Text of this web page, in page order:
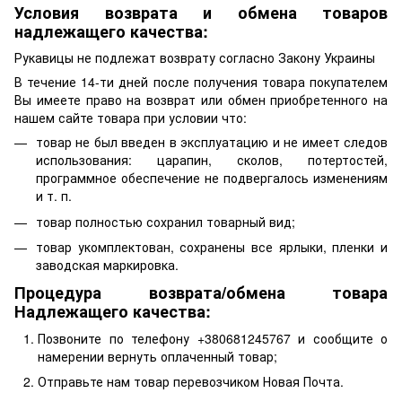
Условия возврата и обмена товаров
надлежащего качества:
Рукавицы не подлежат возврату согласно Закону Украины
В течение 14-ти дней после получения товара покупателем
Вы имеете право на возврат или обмен приобретенного на
нашем сайте товара при условии что:
товар не был введен в эксплуатацию и не имеет следов
использования: царапин, сколов, потертостей,
программное обеспечение не подвергалось изменениям
и т. п.
товар полностью сохранил товарный вид;
товар укомплектован, сохранены все ярлыки, пленки и
заводская маркировка.
Процедура возврата/обмена товара
Надлежащего качества:
Позвоните по телефону +380681245767 и сообщите о
намерении вернуть оплаченный товар;
Отправьте нам товар перевозчиком Новая Почта.